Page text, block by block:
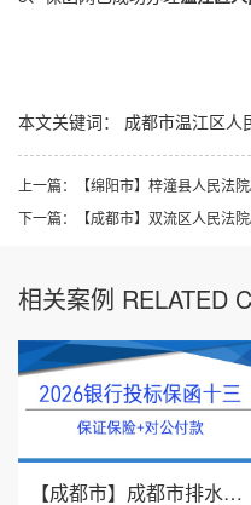
本文关键词： 成都市温江区人
上一篇：
【绵阳市】梓潼县人民法
下一篇：
【成都市】双流区人民法
相关案例 RELATED
【成都市】成都市排水有限责任公司/投标保证保险/2026银行投标保函十三